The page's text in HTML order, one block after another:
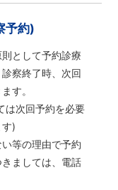
予約)
として予約診療
察終了時、次回
す。
は次回予約を必要
)
等の理由で予約
ましては、電話